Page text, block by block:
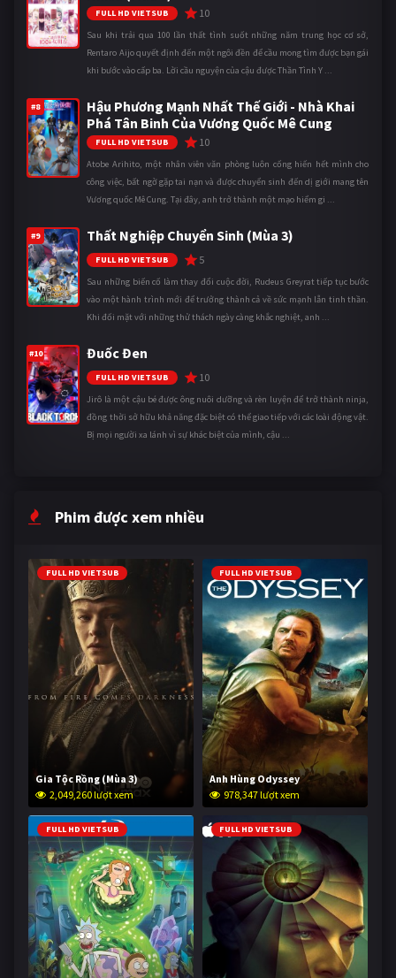
FULL HD VIETSUB 10
Sau khi trải qua 100 lần thất tình suốt những năm trung học cơ sở,
Rentaro Aijo quyết định đến một ngôi đền để cầu mong tìm được bạn gái
khi bước vào cấp ba. Lời cầu nguyện của cậu được Thần Tình Y ...
#8
Hậu Phương Mạnh Nhất Thế Giới - Nhà Khai
Phá Tân Binh Của Vương Quốc Mê Cung
FULL HD VIETSUB 10
Atobe Arihito, một nhân viên văn phòng luôn cống hiến hết mình cho
công việc, bất ngờ gặp tai nạn và được chuyển sinh đến dị giới mang tên
Vương quốc Mê Cung. Tại đây, anh trở thành một mạo hiểm gi ...
#9 Thất Nghiệp Chuyển Sinh (Mùa 3)
FULL HD VIETSUB 5
Sau những biến cố làm thay đổi cuộc đời, Rudeus Greyrat tiếp tục bước
vào một hành trình mới để trưởng thành cả về sức mạnh lẫn tinh thần.
Khi đối mặt với những thử thách ngày càng khắc nghiệt, anh ...
#10 Đuốc Đen
FULL HD VIETSUB 10
Jirô là một cậu bé được ông nuôi dưỡng và rèn luyện để trở thành ninja,
đồng thời sở hữu khả năng đặc biệt có thể giao tiếp với các loài động vật.
Bị mọi người xa lánh vì sự khác biệt của mình, cậu ...
Phim được xem nhiều
FULL HD VIETSUB
Gia Tộc Rồng (Mùa 3)
2,049,260 lượt xem
FULL HD VIETSUB
Anh Hùng Odyssey
978,347 lượt xem
FULL HD VIETSUB FULL HD VIETSUB